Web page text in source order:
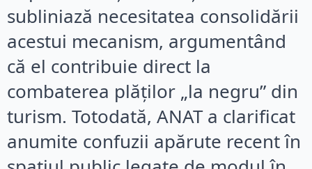
subliniază necesitatea consolidării
acestui mecanism, argumentând
că el contribuie direct la
combaterea plăților „la negru” din
turism. Totodată, ANAT a clarificat
anumite confuzii apărute recent în